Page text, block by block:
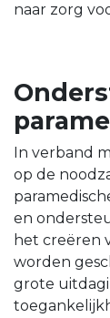
naar zorg
In verband
op de
en
het creëren
worden
grote